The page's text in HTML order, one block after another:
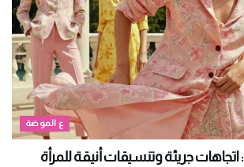
ع الموضة
موضة صيف 2026: اتجاهات جريئة وتنسيقات أنيقة للمرأة